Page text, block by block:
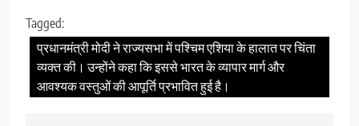
Tagged:
प्रधानमंत्री मोदी ने राज्यसभा में पश्चिम एशिया के हालात पर चिंता
व्यक्त की। उन्होंने कहा कि इससे भारत के व्यापार मार्ग और
आवश्यक वस्तुओं की आपूर्ति प्रभावित हुई है।